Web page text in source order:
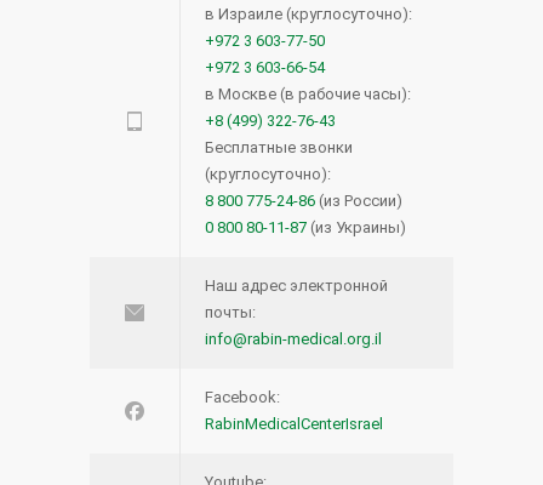
в Израиле (круглосуточно):
+972 3 603-77-50
+972 3 603-66-54
в Москве (в рабочие часы):
+8 (499) 322-76-43
Бесплатные звонки
(круглосуточно):
8 800 775-24-86 (из России)
0 800 80-11-87 (из Украины)
Наш адрес электронной
почты:
info@rabin-medical.org.il
Facebook:
RabinMedicalCenterIsrael